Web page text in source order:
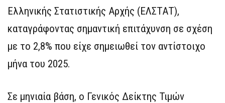
Ελληνικής Στατιστικής Αρχής (ΕΛΣΤΑΤ),
καταγράφοντας σημαντική επιτάχυνση σε σχέση
με το 2,8% που είχε σημειωθεί τον αντίστοιχο
μήνα του 2025.
Σε μηνιαία βάση, ο Γενικός Δείκτης Τιμών